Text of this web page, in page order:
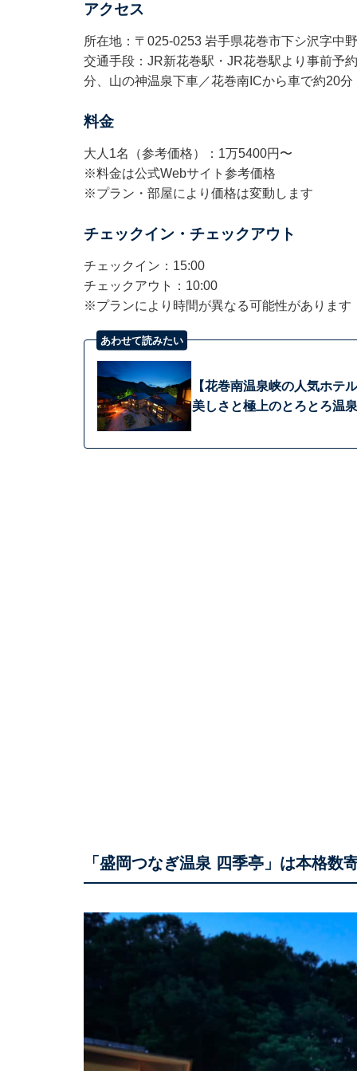
アクセス
所在地：〒025-0253 岩手県花巻市下シ沢字中
交通手段：JR新花巻駅・JR花巻駅より事前予
分、山の神温泉下車／花巻南ICから車で約20分
料金
大人1名（参考価格）：1万5400円〜
※料金は公式Webサイト参考価格
※プラン・部屋により価格は変動します
チェックイン・チェックアウト
チェックイン：15:00
チェックアウト：10:00
※プランにより時間が異なる可能性があります
あわせて読みたい
【花巻南温泉峡の人気ホテ
美しさと極上のとろとろ温
「盛岡つなぎ温泉 四季亭」は本格数